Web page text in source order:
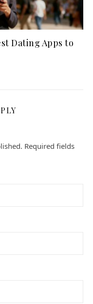
Dating Apps to
Required fields